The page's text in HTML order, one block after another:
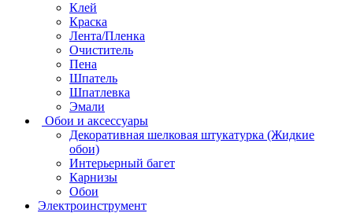
Клей
Краска
Лента/Пленка
Очиститель
Пена
Шпатель
Шпатлевка
Эмали
Обои и аксессуары
Декоративная шелковая штукатурка (Жидкие
обои)
Интерьерный багет
Карнизы
Обои
Электроинструмент